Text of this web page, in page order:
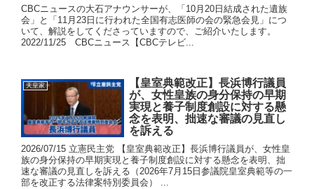
CBCニュースの大石アナウンサーが、「10月20日結成された遺族
会」と「11月23日に行われた全国有志医師の会の緊急会見」につ
いて、解説をしてくださっていますので、ご紹介いたします。
2022/11/25 CBCニュース【CBCテレビ...
天皇家
【皇室典範改正】長浜博行議員
が、女性皇族の身分保持の早期
実現と養子制度創設に対する懸
念を表明、拙速な審議の見直し
を訴える
2026/07/15 立憲民主党 【皇室典範改正】長浜博行議員が、女性皇
族の身分保持の早期実現と養子制度創設に対する懸念を表明、拙
速な審議の見直しを訴える（2026年7月15日参議院皇室典範等の一
部を改正する法律案特別委員会） ...